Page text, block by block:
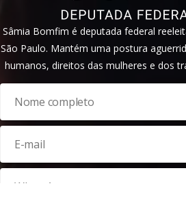
Sâmia Bomfim é deputada federal
São Paulo. Mantém uma postura
humanos, direitos das mulheres e dos